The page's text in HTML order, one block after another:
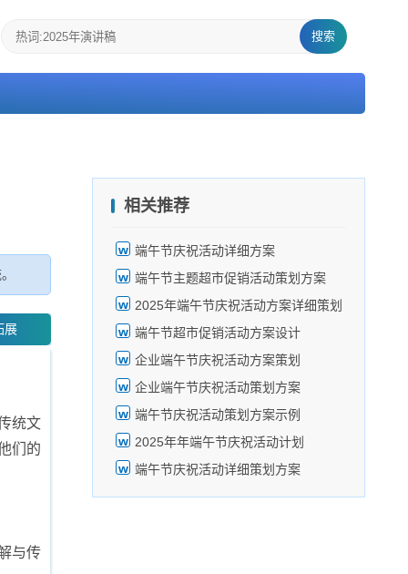
搜索
展
统文
们的
与传
相关推荐
端午节庆祝活动详细方案
端午节主题超市促销活动策划方案
2025年端午节庆祝活动方案详细策划
端午节超市促销活动方案设计
企业端午节庆祝活动方案策划
企业端午节庆祝活动策划方案
端午节庆祝活动策划方案示例
2025年年端午节庆祝活动计划
端午节庆祝活动详细策划方案